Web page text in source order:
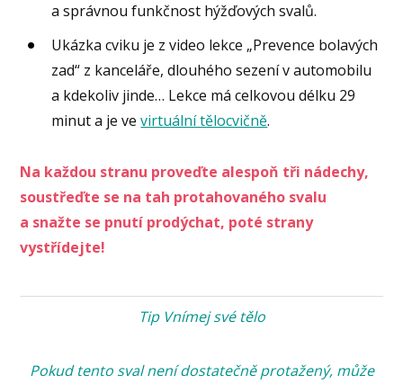
a správnou funkčnost hýžďových svalů.
Ukázka cviku je z video lekce „Prevence bolavých
zad“ z kanceláře, dlouhého sezení v automobilu
a kdekoliv jinde… Lekce má celkovou délku 29
minut a je vevirtuální tělocvičně.
Na každou stranu proveďte alespoň tři nádechy,
soustřeďte se na tah protahovaného svalu
a snažte se pnutí prodýchat, poté strany
vystřídejte!
Tip Vnímej své tělo
Pokud tento sval není dostatečně protažený, může